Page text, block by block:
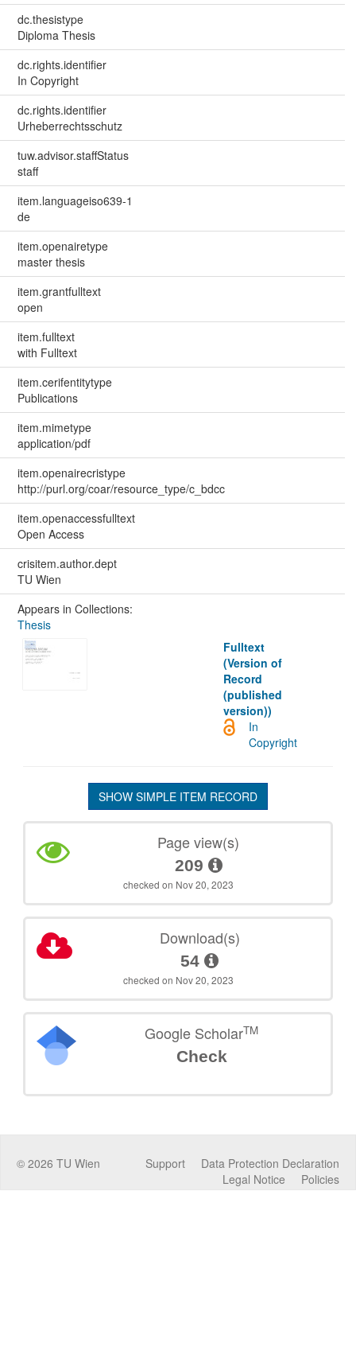
dc.thesistype
Diploma Thesis
dc.rights.identifier
In Copyright
dc.rights.identifier
Urheberrechtsschutz
tuw.advisor.staffStatus
staff
item.languageiso639-1
de
item.openairetype
master thesis
item.grantfulltext
open
item.fulltext
with Fulltext
item.cerifentitytype
Publications
item.mimetype
application/pdf
item.openairecristype
http://purl.org/coar/resource_type/c_bdcc
item.openaccessfulltext
Open Access
crisitem.author.dept
TU Wien
Appears in Collections:
Thesis
Fulltext
(Version of
Record
(published
version))
In
Copyright
SHOW SIMPLE ITEM RECORD
Page view(s)
209
checked on Nov 20, 2023
Download(s)
54
checked on Nov 20, 2023
Google ScholarTM
Check
© 2026 TU Wien Data Protection Declaration
Support
Policies
Legal Notice